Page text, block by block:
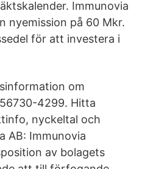
Immunovia
nyemission på 60 Mkr.
för att investera i
om
4299. Hitta
nyckeltal och
AB: Immunovia
av bolagets